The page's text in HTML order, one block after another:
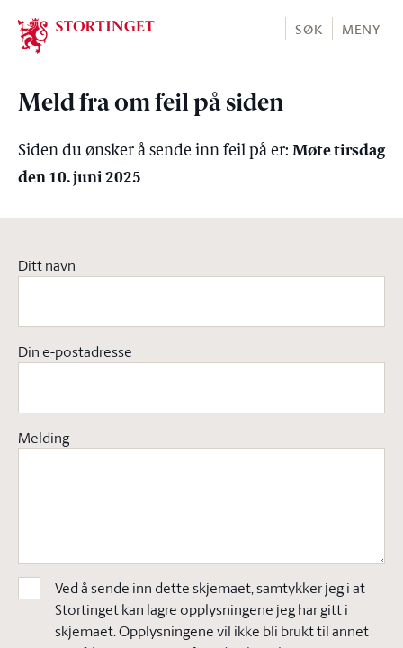
Stortinget.no
SØK MENY
Meld fra om feil på siden
Siden du ønsker å sende inn feil på er: Møte tirsdag
den 10. juni 2025
Ditt navn
Din e-postadresse
Melding
Ved å sende inn dette skjemaet, samtykker jeg i at
Stortinget kan lagre opplysningene jeg har gitt i
skjemaet. Opplysningene vil ikke bli brukt til annet